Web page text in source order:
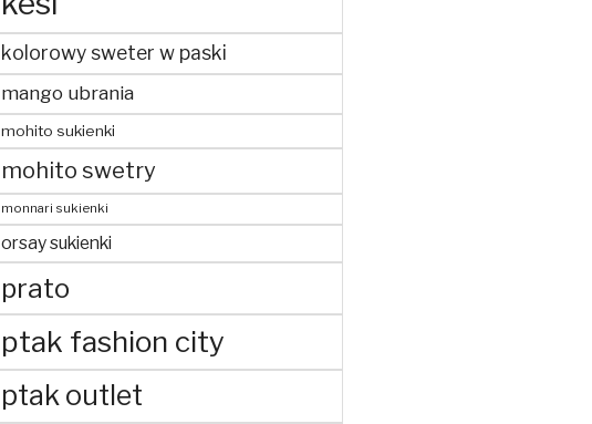
kolorowy sweter w paski
mango ubrania
mohito sukienki
mohito swetry
monnari sukienki
orsay sukienki
prato
ptak fashion city
ptak outlet